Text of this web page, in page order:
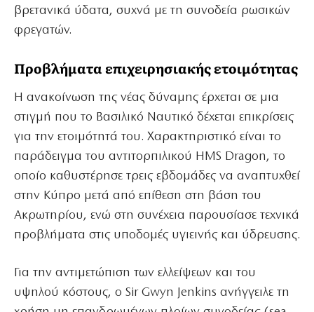
βρετανικά ύδατα, συχνά με τη συνοδεία ρωσικών
φρεγατών.
Προβλήματα επιχειρησιακής ετοιμότητας
Η ανακοίνωση της νέας δύναμης έρχεται σε μια
στιγμή που το Βασιλικό Ναυτικό δέχεται επικρίσεις
για την ετοιμότητά του. Χαρακτηριστικό είναι το
παράδειγμα του αντιτορπιλικού HMS Dragon, το
οποίο καθυστέρησε τρεις εβδομάδες να αναπτυχθεί
στην Κύπρο μετά από επίθεση στη βάση του
Ακρωτηρίου, ενώ στη συνέχεια παρουσίασε τεχνικά
προβλήματα στις υποδομές υγιεινής και ύδρευσης.
Για την αντιμετώπιση των ελλείψεων και του
υψηλού κόστους, ο Sir Gwyn Jenkins ανήγγειλε τη